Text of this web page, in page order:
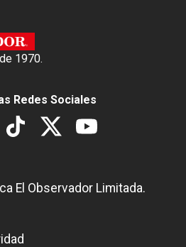
1970.
Redes Sociales
El Observador Limitada.